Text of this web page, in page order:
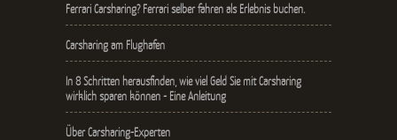
Ferrari Carsharing? Ferrari selber fahren als Erlebnis buchen.
Carsharing am Flughafen
In 8 Schritten herausfinden, wie viel Geld Sie mit Carsharing
wirklich sparen können - Eine Anleitung
Über Carsharing-Experten